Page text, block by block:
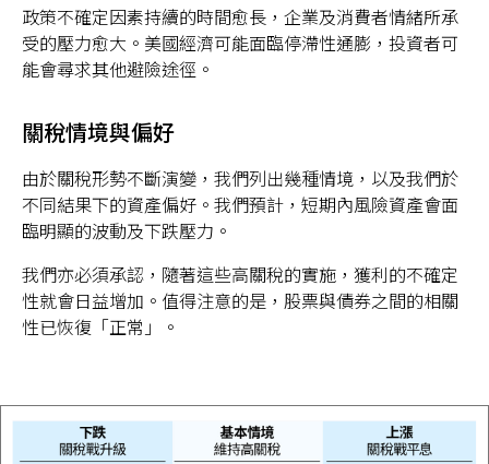
政策不確定因素持續的時間愈長，企業及消費者情緒所承
受的壓力愈大。美國經濟可能面臨停滯性通膨，投資者可
能會尋求其他避險途徑。
關稅情境與偏好
由於關稅形勢不斷演變，我們列出幾種情境，以及我們於
不同結果下的資產偏好。我們預計，短期內風險資產會面
臨明顯的波動及下跌壓力。
我們亦必須承認，隨著這些高關稅的實施，獲利的不確定
性就會日益增加。值得注意的是，股票與債券之間的相關
性已恢復「正常」。